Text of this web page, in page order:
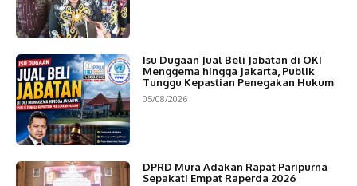
Isu Dugaan Jual Beli Jabatan di OKI
Menggema hingga Jakarta, Publik
Tunggu Kepastian Penegakan Hukum
05/08/2026
DPRD Mura Adakan Rapat Paripurna
Sepakati Empat Raperda 2026